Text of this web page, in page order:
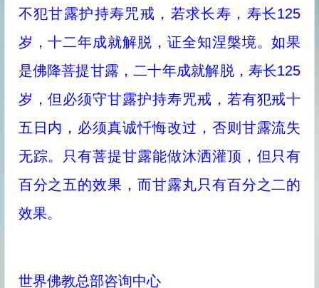
不犯甘露护持寿咒戒，若求长寿，寿长125
岁，十二年成就解脱，证全知涅槃境。如果
是佛降菩提甘露，二十年成就解脱，寿长125
岁，但必须守甘露护持寿咒戒，若有犯戒十
五日内，必须真诚忏悔改过，否则甘露流失
无踪。只有菩提甘露能做沐洒灌顶，但只有
百分之五的效果，而甘露丸只有百分之二的
效果。
世界佛教总部咨询中心